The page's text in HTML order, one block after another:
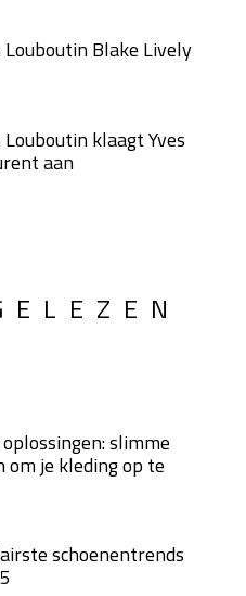
Blake Lively
klaagt Yves
aan
slimme
om je kleding op te
schoenentrends